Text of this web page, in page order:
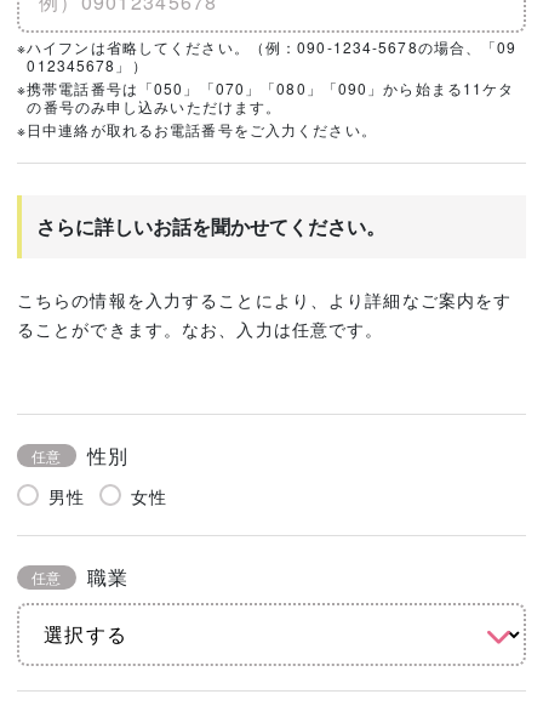
※ハイフンは省略してください。（例：090-1234-5678の場合、「09
012345678」）
※携帯電話番号は「050」「070」「080」「090」から始まる11ケタ
の番号のみ申し込みいただけます。
※日中連絡が取れるお電話番号をご入力ください。
さらに詳しいお話を聞かせてください。
こちらの情報を入力することにより、より詳細なご案内をす
ることができます。なお、入力は任意です。
任意 性別
男性 女性
任意 職業